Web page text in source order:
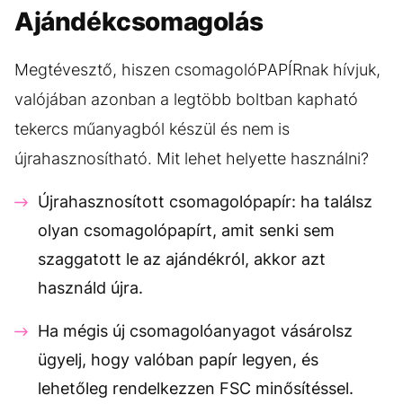
Ajándékcsomagolás
Megtévesztő, hiszen csomagolóPAPÍRnak hívjuk,
valójában azonban a legtöbb boltban kapható
tekercs műanyagból készül és nem is
újrahasznosítható. Mit lehet helyette használni?
Újrahasznosított csomagolópapír: ha találsz
olyan csomagolópapírt, amit senki sem
szaggatott le az ajándékról, akkor azt
használd újra.
Ha mégis új csomagolóanyagot vásárolsz
ügyelj, hogy valóban papír legyen, és
lehetőleg rendelkezzen FSC minősítéssel.